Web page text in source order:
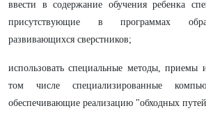
ввести в содержание обучения ребенка
присутствующие в программах
развивающихся сверстников;
использовать специальные методы, приемы
том числе специализированные
обеспечивающие реализацию "обходных